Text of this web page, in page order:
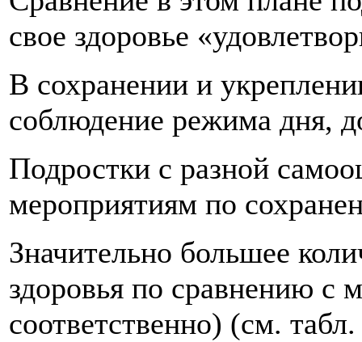
свое здоровье
В сохранении и
соблюдение режима дня,
Подростки с разной
мероприятиям по
Значительно большее
здоровья по сравнению с
соответственно) (см.